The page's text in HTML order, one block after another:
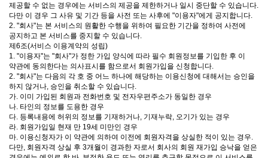
제공할 수 없는 경우에는 서비스의 제공을 제한하거나 일시 중단할 수 있습니다.
다만 이 경우 그 사유 및 기간 등을 사전 또는 사후에 "이용자"에게 공지합니다.
2. "회사"는 본 서비스의 원활한 수행을 위하여 필요한 기간을 정하여 사전에
공지하고 본 서비스를 중지할 수 있습니다.
제6조(서비스 이용계약의 성립)
1. "이용자"는 "회사"가 정한 가입 양식에 따라 필수 회원정보를 기입한 후 이
약관에 동의한다는 의사표시를 함으로서 회원가입을 신청합니다.
2. "회사"는 다음의 각 호 중 어느 하나에 해당하는 이용신청에 대해서는 승인을
하지 않거나, 승인을 취소할 수 있습니다.
가. 이미 가입된 회원과 전화번호 및 전자우편주소가 동일한 경우
나. 타인의 정보를 도용한 경우
다. 등록내용에 허위의 정보를 기재하거나, 기재누락, 오기가 있는 경우
라. 회원가입일 현재 만 19세 미만인 경우
마. 이용신청자가 이 약관에 의하여 이전에 회원자격을 상실한 적이 있는 경우.
다만, 회원자격 상실 후 3개월이 경과한 자로서 회사의 회원 재가입 승낙을 얻은